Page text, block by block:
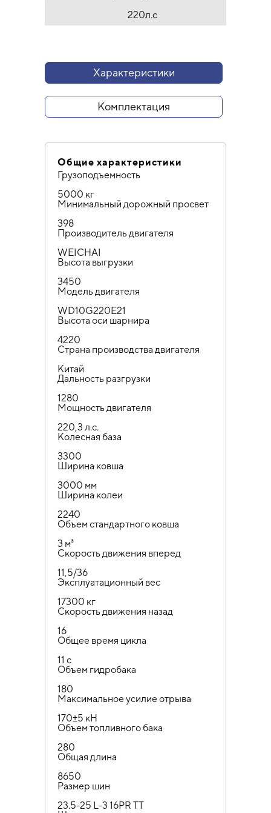
220л.с
Характеристики
Комплектация
Общие характеристики
Грузоподъемность
5000 кг
Минимальный дорожный просвет
398
Производитель двигателя
WEICHAI
Высота выгрузки
3450
Модель двигателя
WD10G220E21
Высота оси шарнира
4220
Страна производства двигателя
Китай
Дальность разгрузки
1280
Мощность двигателя
220,3 л.с.
Колесная база
3300
Ширина ковша
3000 мм
Ширина колеи
2240
Объем стандартного ковша
3 м³
Скорость движения вперед
11,5/36
Эксплуатационный вес
17300 кг
Скорость движения назад
16
Общее время цикла
11 с
Объем гидробака
180
Максимальное усилие отрыва
170±5 кН
Объем топливного бака
280
Общая длина
8650
Размер шин
23.5-25 L-3 16PR TT